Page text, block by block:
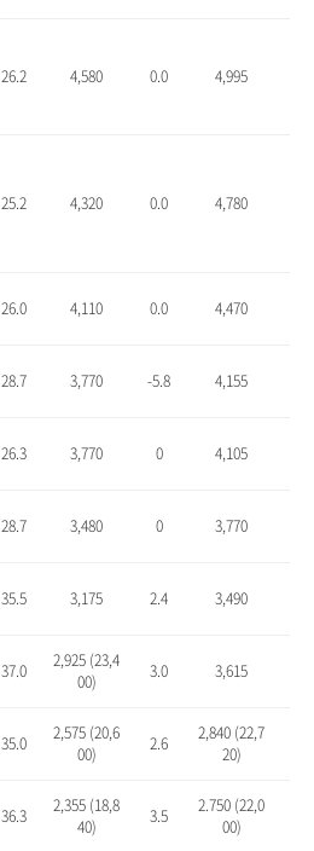
26.2 4,580 0.0 4,995
25.2 4,320 0.0 4,780
26.0 4,110 0.0 4,470
28.7 3,770 -5.8 4,155
26.3 3,770 0 4,105
28.7 3,480 0 3,770
35.5 3,175 2.4 3,490
37.0
2,925 (23,4
00)
3.0 3,615
35.0
2,575 (20,6
00)
2.6
2,840 (22,7
20)
36.3
2,355 (18,8
40)
3.5
2.750 (22,0
00)